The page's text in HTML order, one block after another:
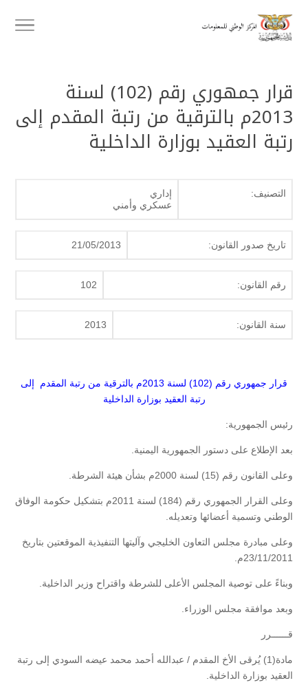
قرار جمهوري رقم (102) لسنة
2013م بالترقية من رتبة المقدم إلى
رتبة العقيد بوزارة الداخلية
التصنيف:
إداري
عسكري وأمني
تاريخ صدور القانون: 21/05/2013
رقم القانون: 102
سنة القانون: 2013
قرار جمهوري رقم (102) لسنة 2013م بالترقية من رتبة المقدم إلى
رتبة العقيد بوزارة الداخلية
رئيس الجمهورية:
بعد الإطلاع على دستور الجمهورية اليمنية.
وعلى القانون رقم (15) لسنة 2000م بشأن هيئة الشرطة.
وعلى القرار الجمهوري رقم (184) لسنة 2011م بتشكيل حكومة الوفاق
الوطني وتسمية أعضائها وتعديله.
وعلى مبادرة مجلس التعاون الخليجي وآليتها التنفيذية الموقعتين بتاريخ
23/11/2011م.
وبناءً على توصية المجلس الأعلى للشرطة واقتراح وزير الداخلية.
وبعد موافقة مجلس الوزراء.
قــــــرر
مادة(1) يُرقى الأخ المقدم / عبدالله أحمد محمد عيضه السودي إلى رتبة
العقيد بوزارة الداخلية.